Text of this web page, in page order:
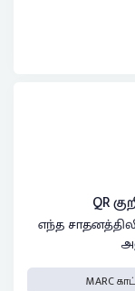
QR
எந்த
MARC